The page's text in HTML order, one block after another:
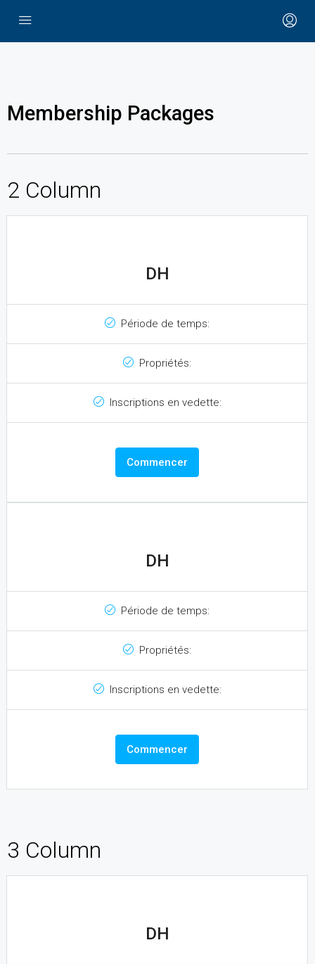
Membership Packages
2 Column
DH
Période de temps:
Propriétés:
Inscriptions en vedette:
Commencer
DH
Période de temps:
Propriétés:
Inscriptions en vedette:
Commencer
3 Column
DH